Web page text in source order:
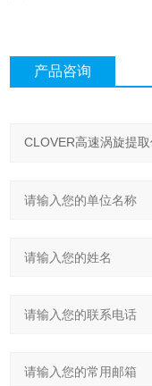
产品咨询